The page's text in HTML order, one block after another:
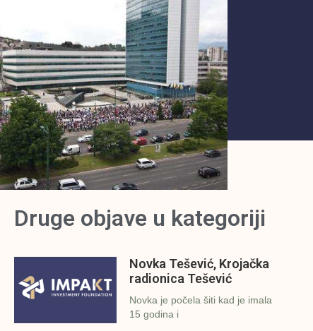
Druge objave u kategoriji
Novka Tešević, Krojačka
radionica Tešević
Novka je počela šiti kad je imala
15 godina i